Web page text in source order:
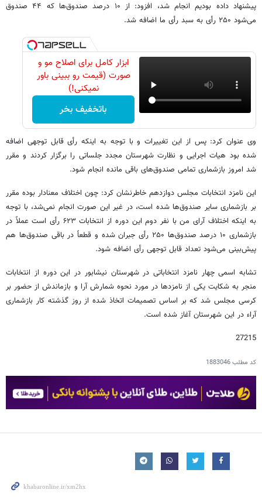
پیشنهاد داده بودیم انجام شد، افزود: از ۱۰ درصد صندوق‌ها که ۴۴ صندوق
می‌شود ۲۵۰ رأی به سبد رأی ما اضافه شد.
ابزار کامل برای اصلاح مو و
صورت (قیمت رو ببینی باور
نمیکنی!)
باتخفیف بخر
وی عنوان کرد: پس از این تغییرات و با توجه به اینکه رأی قابل توجهی اضافه
شده بود هیات اجرایی و نظارت شهرستان مجدد جلساتی را برگزار کردند و مقرر
شد امروز بازشماری تمامی صندوق‌های باقی مانده انجام شود.
این نامزد انتخابات مجلس دوازدهم خاطرنشان کرد: چون اختلاف معنادار بوده مقرر
بر بازشماری سایر صندوق‌ها شده است، در غیر این صورت انجام نمی‌شد، با توجه
به اینکه اختلاف آرای من با نفر دوم این دوره از انتخابات ۶۲۳ رأی است عملاً در
بازشماری ۱۰ درصد صندوق‌ها ۲۵۰ رأی جبران شده و قطعاً در باقی صندوق‌ها هم
پیش‌بینی می‌شود تعداد قابل توجهی رأی اضافه شود.
تشابه اسمی چهار نامزد انتخاباتی در شهرستان نیشابور در این دوره از انتخابات
منجر به شکایت یکی از نامزدها در مورد نحوه شمارش آرا و بازماندش از حضور بر
کرسی مجلس شد که بر اساس تصمیمات اتخاذ شده از روز گذشته کار بازشماری
آراء در این شهرستان آغاز شده است.
27215
کد مطلب1883046